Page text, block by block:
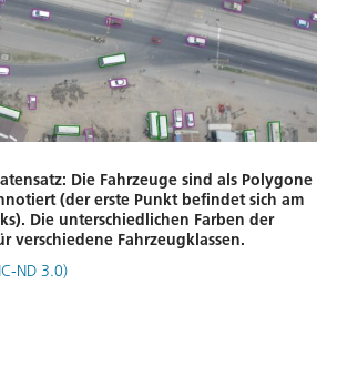
Die Fahrzeuge sind als Polygone
(der erste Punkt befindet sich am
Die unterschiedlichen Farben der
verschiedene Fahrzeugklassen.
ND 3.0)